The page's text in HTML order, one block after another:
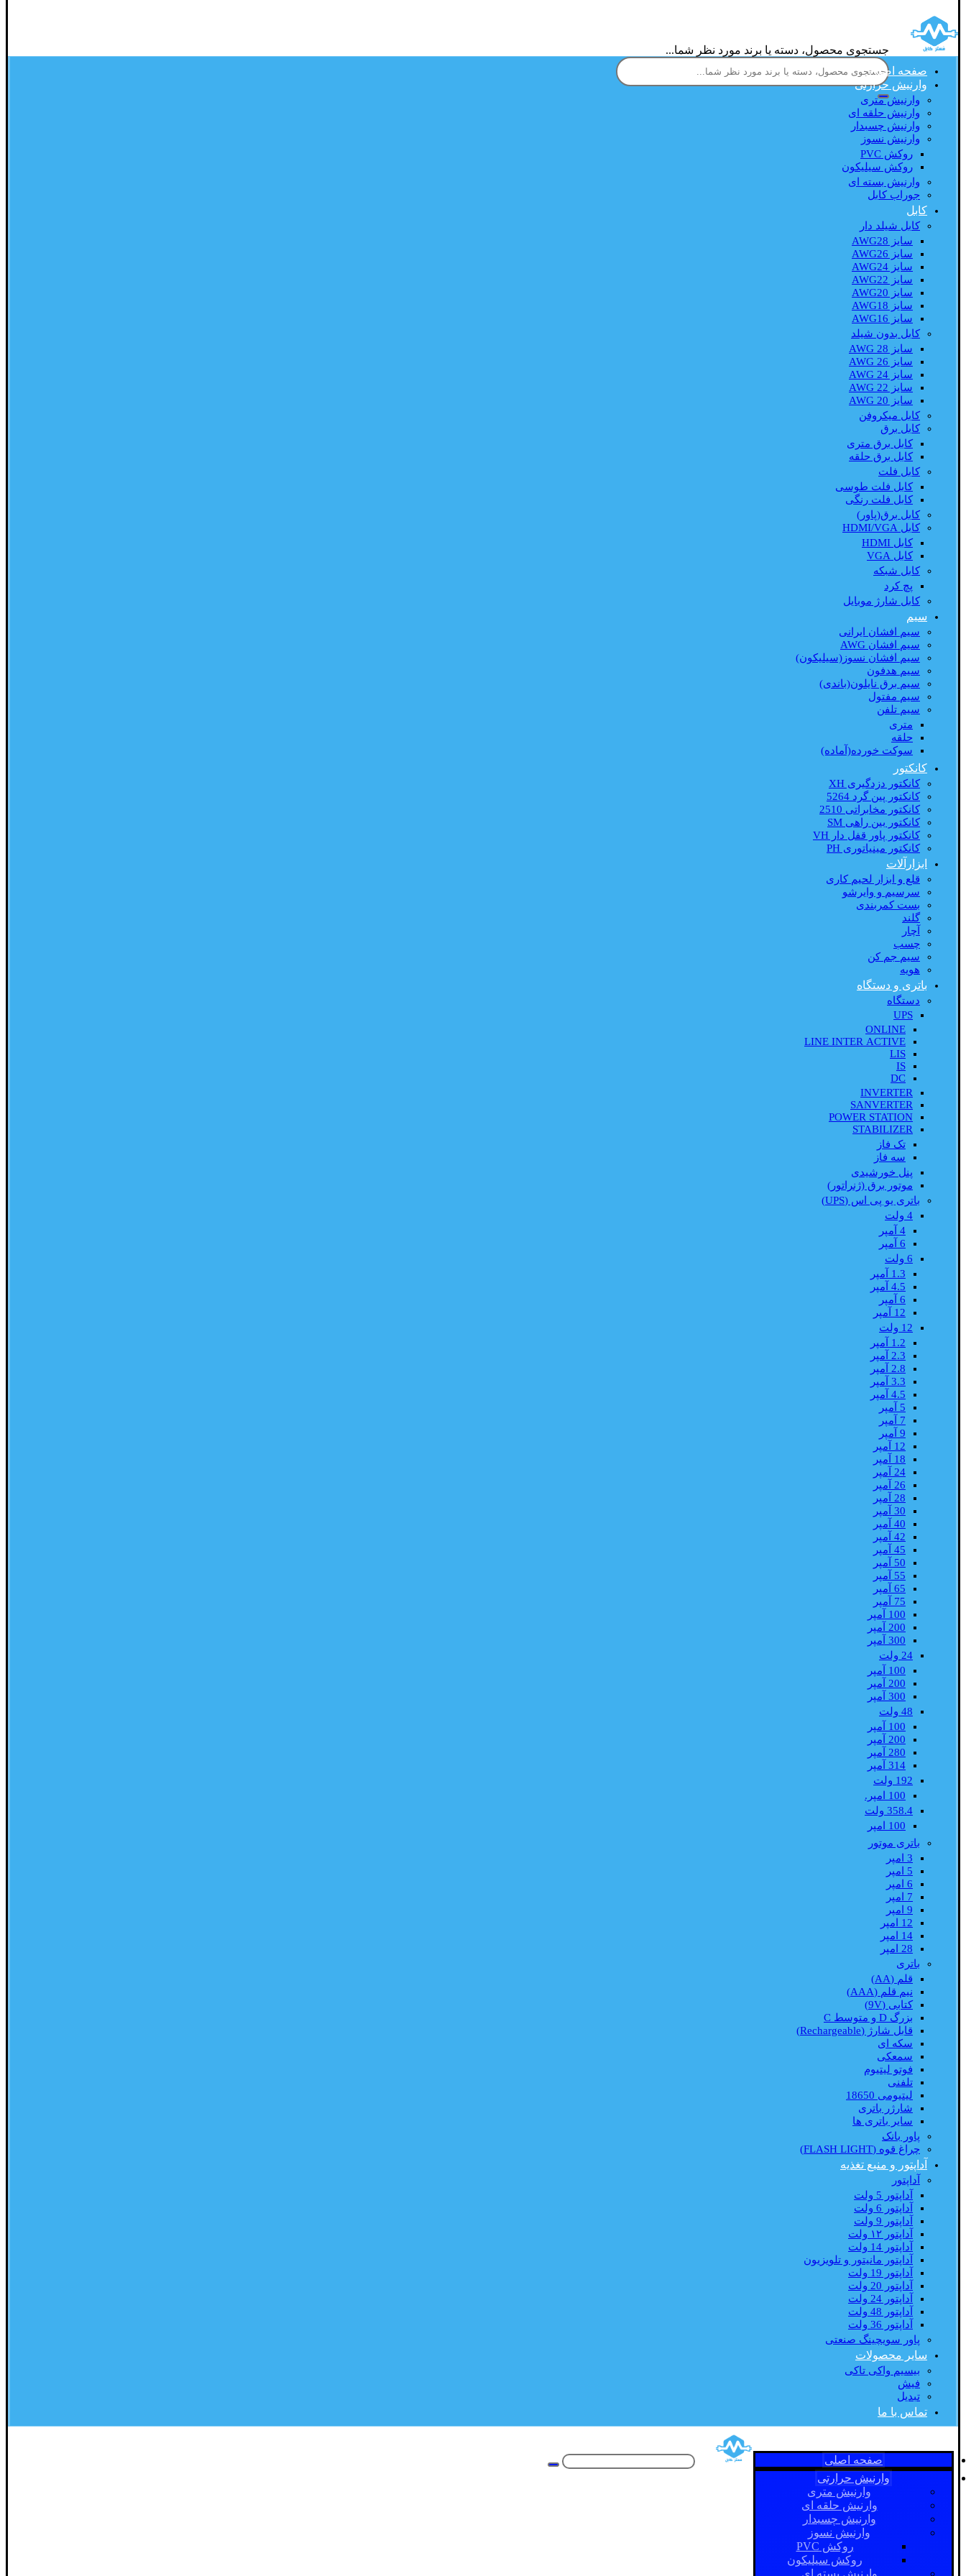
جستجوی محصول، دسته یا برند مورد نظر شما...
صفحه اصلی
وارنیش حرارتی
وارنیش متری
وارنیش حلقه ای
وارنیش چسبدار
وارنیش نسوز
روکش PVC
روکش سیلیکون
وارنیش بسته ای
جوراب کابل
کابل
کابل شیلد دار
سایز AWG28
سایز AWG26
سایز AWG24
سایز AWG22
سایز AWG20
سایز AWG18
سایز AWG16
کابل بدون شیلد
سایز AWG 28
سایز AWG 26
سایز AWG 24
سایز AWG 22
سایز AWG 20
کابل میکروفن
کابل برق
کابل برق متری
کابل برق حلقه
کابل فلت
کابل فلت طوسی
کابل فلت رنگی
کابل برق(پاور)
کابل HDMI/VGA
کابل HDMI
کابل VGA
کابل شبکه
پچ کرد
کابل شارژ موبایل
سیم
سیم افشان ایرانی
سیم افشان AWG
سیم افشان نسوز(سیلیکون)
سیم هدفون
سیم برق نایلون(باندی)
سیم مفتول
سیم تلفن
متری
حلقه
سوکت خورده(آماده)
کانکتور
کانکتور دزدگیری XH
کانکتور پین گرد 5264
کانکتور مخابراتی 2510
کانکتور بین راهی SM
کانکتور پاور قفل دار VH
کانکتور مینیاتوری PH
ابزارآلات
قلع و ابزار لحیم کاری
سرسیم و وایرشو
بست کمربندی
گلند
آچار
چسب
سیم جم کن
هویه
باتری و دستگاه
دستگاه
UPS
ONLINE
LINE INTER ACTIVE
LIS
IS
DC
INVERTER
SANVERTER
POWER STATION
STABILIZER
تک فاز
سه فاز
پنل خورشیدی
موتور برق (ژنراتور)
باتری یو پی اس (UPS)
4 ولت
4 آمپر
6 آمپر
6 ولت
1.3 آمپر
4.5 آمپر
6 آمپر
12 آمپر
12 ولت
1.2 آمپر
2.3 آمپر
2.8 آمپر
3.3 آمپر
4.5 آمپر
5 آمپر
7 آمپر
9 آمپر
12 آمپر
18 آمپر
24 آمپر
26 آمپر
28 آمپر
30 آمپر
40 آمپر
42 آمپر
45 آمپر
50 آمپر
55 آمپر
65 آمپر
75 آمپر
100 آمپر
200 آمپر
300 آمپر
24 ولت
100 آمپر
200 آمپر
300 آمپر
48 ولت
100 آمپر
200 آمپر
280 آمپر
314 آمپر
192 ولت
100 امپر.
358.4 ولت
100 امپر
باتری موتور
3 امپر
5 امپر
6 امپر
7 امپر
9 امپر
12 امپر
14 امپر
28 امپر
باتری
قلم (AA)
نیم قلم (AAA)
کتابی (9V)
بزرگ D و متوسط C
قابل شارژ (Rechargeable)
سکه ای
سمعکی
فوتو لیتیوم
تلفنی
لیتیومی 18650
شارژر باتری
سایر باتری ها
پاور بانک
چراغ قوه (FLASH LIGHT)
آداپتور و منبع تغذیه
آداپتور
آداپتور 5 ولت
آداپتور 6 ولت
آداپتور 9 ولت
آداپتور ۱۲ ولت
آداپتور 14 ولت
آداپتور مانیتور و تلویزیون
آداپتور 19 ولت
آداپتور 20 ولت
آداپتور 24 ولت
آداپتور 48 ولت
آداپتور 36 ولت
پاور سویچینگ صنعتی
سایر محصولات
بیسیم واکی تاکی
فیش
تبدیل
تماس با ما
صفحه اصلی
وارنیش حرارتی
وارنیش متری
وارنیش حلقه ای
وارنیش چسبدار
وارنیش نسوز
روکش PVC
روکش سیلیکون
وارنیش بسته ای